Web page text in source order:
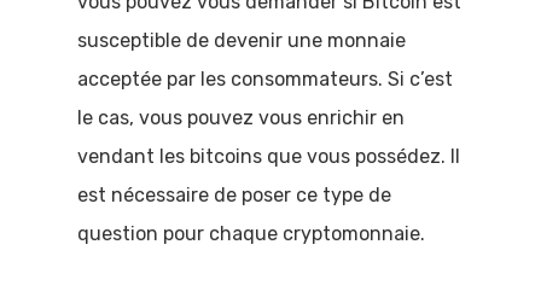
susceptible de devenir une monnaie
acceptée par les consommateurs. Si c’est
le cas, vous pouvez vous enrichir en
vendant les bitcoins que vous possédez. Il
est nécessaire de poser ce type de
question pour chaque cryptomonnaie.